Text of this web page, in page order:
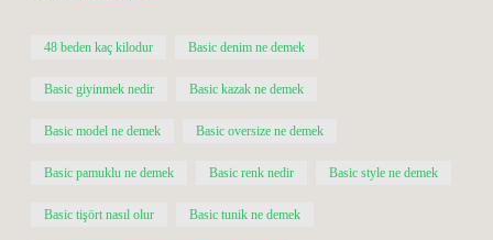
48 beden kaç kilodur Basic denim ne demek
Basic giyinmek nedir Basic kazak ne demek
Basic model ne demek Basic oversize ne demek
Basic pamuklu ne demek Basic renk nedir Basic style ne demek
Basic tişört nasıl olur Basic tunik ne demek